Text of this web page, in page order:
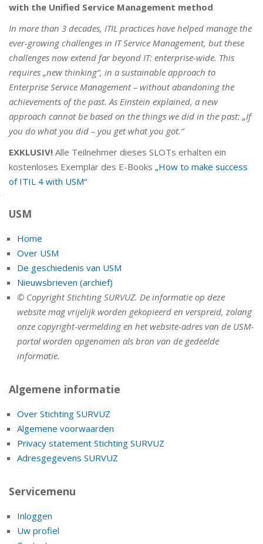
with the Unified Service Management method
In more than 3 decades, ITIL practices have helped manage the
ever-growing challenges in IT Service Management, but these
challenges now extend far beyond IT: enterprise-wide. This
requires „new thinking“, in a sustainable approach to
Enterprise Service Management – without abandoning the
achievements of the past. As Einstein explained, a new
approach cannot be based on the things we did in the past: „If
you do what you did – you get what you got.“
EXKLUSIV! Alle Teilnehmer dieses SLOTs erhalten ein
kostenloses Exemplar des E-Books „How to make success
of ITIL 4 with USM“
USM
Home
Over USM
De geschiedenis van USM
Nieuwsbrieven (archief)
© Copyright Stichting SURVUZ. De informatie op deze
website mag vrijelijk worden gekopieerd en verspreid, zolang
onze copyright-vermelding en het website-adres van de USM-
portal worden opgenomen als bron van de gedeelde
informatie.
Algemene informatie
Over Stichting SURVUZ
Algemene voorwaarden
Privacy statement Stichting SURVUZ
Adresgegevens SURVUZ
Servicemenu
Inloggen
Uw profiel